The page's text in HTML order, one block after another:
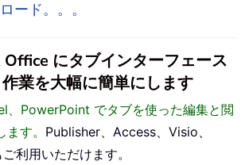
ード。。。
にタブインターフェース
業を大幅に簡単にします
、PowerPoint でタブを使った編集と閲
す。 Publisher、Access、Visio、
利用いただけます。